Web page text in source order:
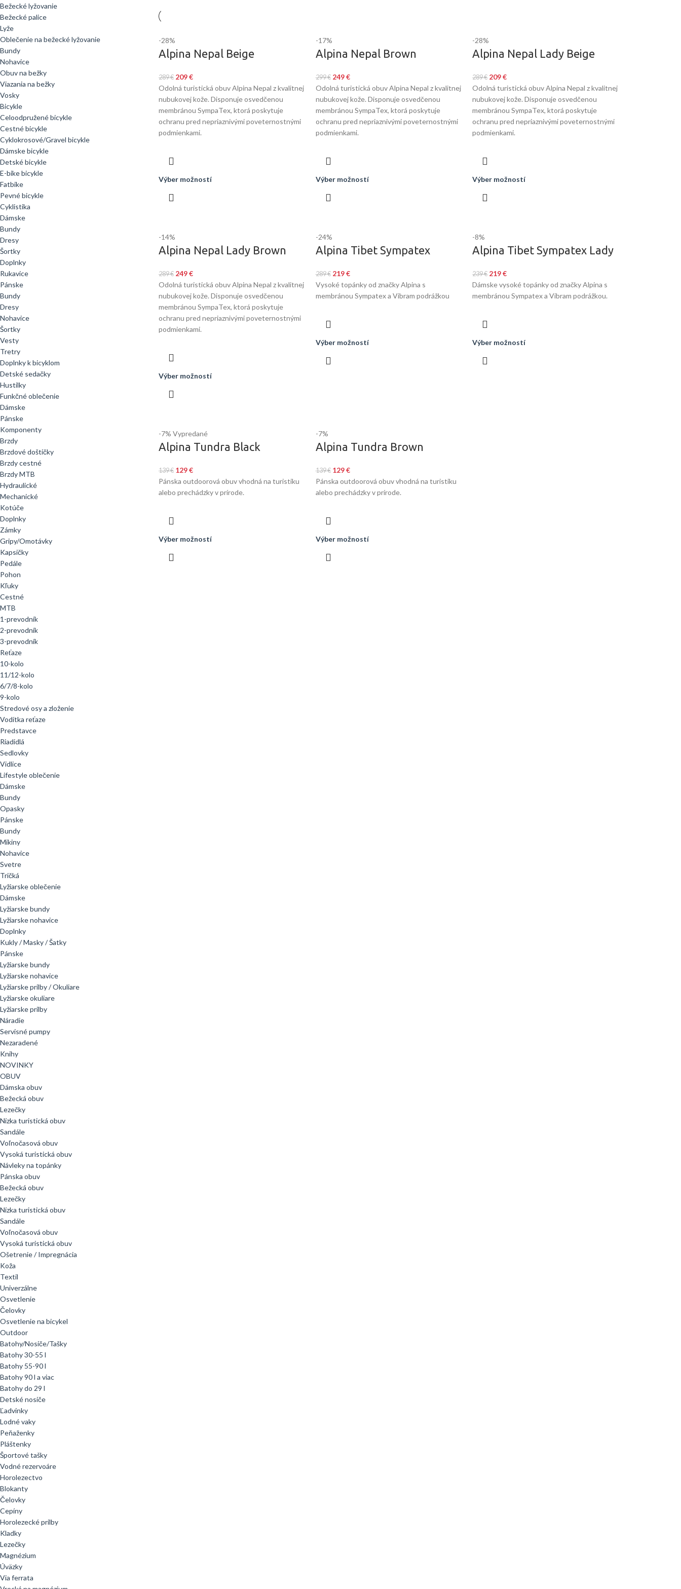
Bežecké lyžovanie
Bežecké palice
Lyže
Oblečenie na bežecké lyžovanie
Bundy
Nohavice
Obuv na bežky
Viazania na bežky
Vosky
Bicykle
Celoodpružené bicykle
Cestné bicykle
Cyklokrosové/Gravel bicykle
Dámske bicykle
Detské bicykle
E-bike bicykle
Fatbike
Pevné bicykle
Cyklistika
Dámske
Bundy
Dresy
Šortky
Doplnky
Rukavice
Pánske
Bundy
Dresy
Nohavice
Šortky
Vesty
Tretry
Doplnky k bicyklom
Detské sedačky
Hustilky
Funkčné oblečenie
Dámske
Pánske
Komponenty
Brzdy
Brzdové doštičky
Brzdy cestné
Brzdy MTB
Hydraulické
Mechanické
Kotúče
Doplnky
Zámky
Gripy/Omotávky
Kapsičky
Pedále
Pohon
Kľuky
Cestné
MTB
1-prevodník
2-prevodník
3-prevodník
Reťaze
10-kolo
11/12-kolo
6/7/8-kolo
9-kolo
Stredové osy a zloženie
Vodítka reťaze
Predstavce
Riadidlá
Sedlovky
Vidlice
Lifestyle oblečenie
Dámske
Bundy
Opasky
Pánske
Bundy
Mikiny
Nohavice
Svetre
Tričká
Lyžiarske oblečenie
Dámske
Lyžiarske bundy
Lyžiarske nohavice
Doplnky
Kukly / Masky / Šatky
Pánske
Lyžiarske bundy
Lyžiarske nohavice
Lyžiarske prilby / Okuliare
Lyžiarske okuliare
Lyžiarske prilby
Náradie
Servisné pumpy
Nezaradené
Knihy
NOVINKY
OBUV
Dámska obuv
Bežecká obuv
Lezečky
Nízka turistická obuv
Sandále
Voľnočasová obuv
Vysoká turistická obuv
Návleky na topánky
Pánska obuv
Bežecká obuv
Lezečky
Nízka turistická obuv
Sandále
Voľnočasová obuv
Vysoká turistická obuv
Ošetrenie / Impregnácia
Koža
Textil
Univerzálne
Osvetlenie
Čelovky
Osvetlenie na bicykel
Outdoor
Batohy/Nosiče/Tašky
Batohy 30-55 l
Batohy 55-90 l
Batohy 90 l a viac
Batohy do 29 l
Detské nosiče
Ľadvinky
Lodné vaky
Peňaženky
Pláštenky
Športové tašky
Vodné rezervoáre
Horolezectvo
Blokanty
Čelovky
Cepíny
Horolezecké prilby
Kladky
Lezečky
Magnézium
Úväzky
Via ferrata
-28%
Alpina Nepal Beige
289€ 209€
Odolná turistická obuv Alpina Nepal z kvalitnej
nubukovej kože. Disponuje osvedčenou
membránou SympaTex, ktorá poskytuje
ochranu pred nepriaznivými poveternostnými
podmienkami.
Výber možností
-17%
Alpina Nepal Brown
299€ 249€
Odolná turistická obuv Alpina Nepal z kvalitnej
nubukovej kože. Disponuje osvedčenou
membránou SympaTex, ktorá poskytuje
ochranu pred nepriaznivými poveternostnými
podmienkami.
Výber možností
-28%
Alpina Nepal Lady Beige
289€ 209€
Odolná turistická obuv Alpina Nepal z kvalitnej
nubukovej kože. Disponuje osvedčenou
membránou SympaTex, ktorá poskytuje
ochranu pred nepriaznivými poveternostnými
podmienkami.
Výber možností
-14%
Alpina Nepal Lady Brown
289€ 249€
Odolná turistická obuv Alpina Nepal z kvalitnej
nubukovej kože. Disponuje osvedčenou
membránou SympaTex, ktorá poskytuje
ochranu pred nepriaznivými poveternostnými
podmienkami.
Výber možností
-24%
Alpina Tibet Sympatex
289€ 219€
Vysoké topánky od značky Alpina s
membránou Sympatex a Vibram podrážkou
Výber možností
-8%
Alpina Tibet Sympatex Lady
239€ 219€
Dámske vysoké topánky od značky Alpina s
membránou Sympatex a Vibram podrážkou.
Výber možností
-7% Vypredané
Alpina Tundra Black
139€ 129€
Pánska outdoorová obuv vhodná na turistiku
alebo prechádzky v prírode.
Výber možností
-7%
Alpina Tundra Brown
139€ 129€
Pánska outdoorová obuv vhodná na turistiku
alebo prechádzky v prírode.
Výber možností